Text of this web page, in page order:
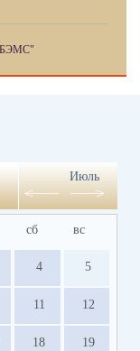
Июль
сб вс
4 5
11 12
18 19